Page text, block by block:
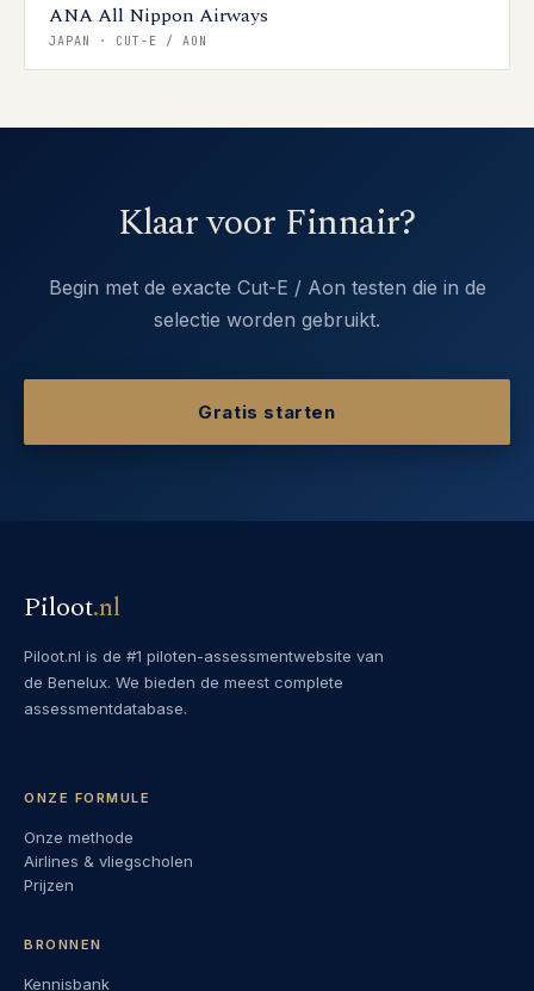
ANA All Nippon Airways
JAPAN · CUT-E / AON
Klaar voor Finnair?
Begin met de exacte Cut-E / Aon testen die in de
selectie worden gebruikt.
Gratis starten
Piloot.nl
Piloot.nl is de #1 piloten-assessmentwebsite van
de Benelux. We bieden de meest complete
assessmentdatabase.
ONZE FORMULE
Onze methode
Airlines & vliegscholen
Prijzen
BRONNEN
Kennisbank